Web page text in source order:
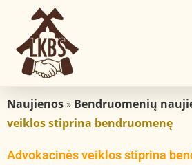
Naujienos » Bendruomenių
veiklos stiprina bendruomenę
Advokacinės veiklos stiprina